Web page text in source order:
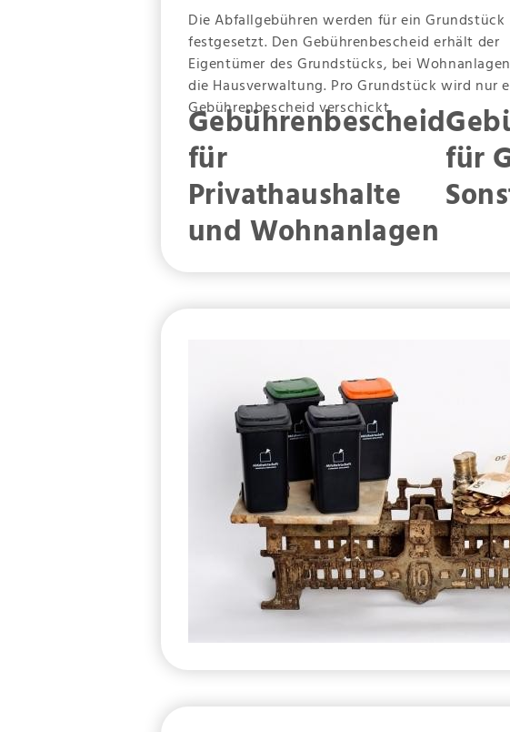
Die Abfallgebühren werden für ein Grundstück
festgesetzt. Den Gebührenbescheid erhält der
Eigentümer des Grundstücks, bei Wohnanlagen
die Hausverwaltung. Pro Grundstück wird nur
Gebührenbescheid verschickt.
Gebührenbescheid
für
Privathaushalte
und Wohnanlagen
für